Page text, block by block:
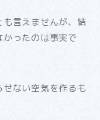
言えませんが、結
ったのは事実で
ない空気を作るも